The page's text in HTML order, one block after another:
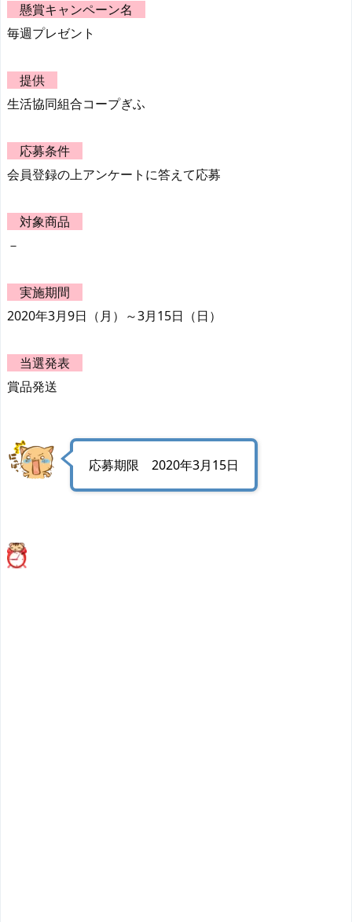
懸賞キャンペーン名
毎週プレゼント
提供
生活協同組合コープぎふ
応募条件
会員登録の上アンケートに答えて応募
対象商品
－
実施期間
2020年3月9日（月）～3月15日（日）
当選発表
賞品発送
応募期限 2020年3月15日